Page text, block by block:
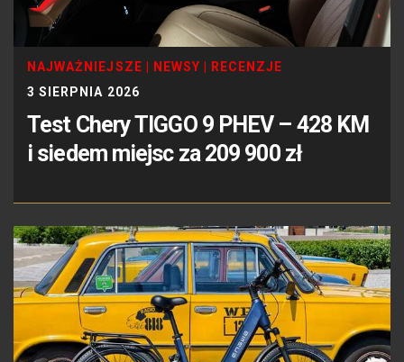
NAJWAŻNIEJSZE NEWSY
RECENZJE
3 SIERPNIA 2026
Test Chery TIGGO 9 PHEV – 428 KM
i siedem miejsc za 209 900 zł